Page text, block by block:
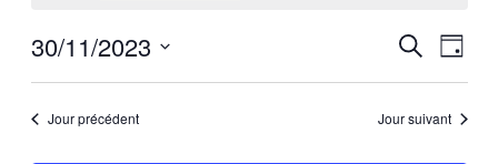
30
novembre
2023
et
Recherche
Jour
30/11/2023
date.Jour précédent Jour suivant